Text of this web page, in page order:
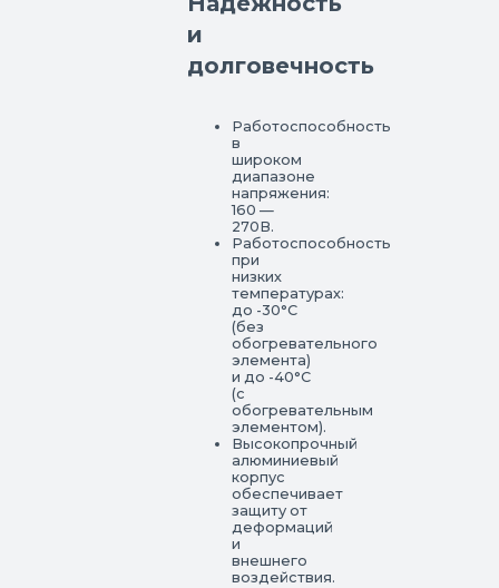
и
долговечность
Работоспособность
в
широком
диапазоне
напряжения:
160 —
270В.
Работоспособность
при
низких
температурах:
до -30°С
(без
обогревательного
элемента)
и до -40°С
(с
обогревательным
элементом).
Высокопрочный
алюминиевый
корпус
обеспечивает
защиту от
деформаций
и
внешнего
воздействия.